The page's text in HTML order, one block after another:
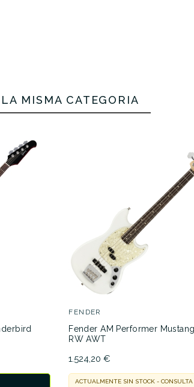
MISMA CATEGORÍA
FENDER
Fender AM Performer
RW AWT
1.524,20 €
ACTUALMENTE SIN STOCK - CONSULTA